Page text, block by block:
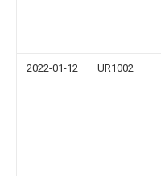
2022-01-12 UR1002